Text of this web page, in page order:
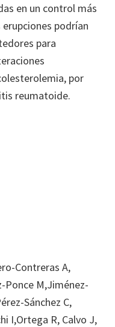
en un control más
podrían
para
por
reumatoide.
Contreras A,
Ponce M,Jiménez-
Sánchez C,
I,Ortega R, Calvo J,